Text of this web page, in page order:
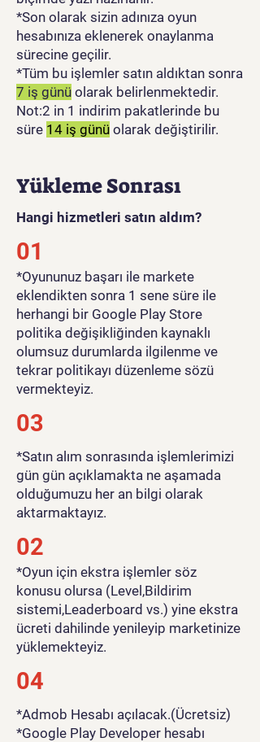
*Son olarak sizin adınıza oyun
hesabınıza eklenerek onaylanma
sürecine geçilir.
*Tüm bu işlemler satın aldıktan sonra
7 iş günü olarak belirlenmektedir.
Not:2 in 1 indirim pakatlerinde bu
süre 14 iş günü olarak değiştirilir.
Yükleme Sonrası
Hangi hizmetleri satın aldım?
01
​*Oyununuz başarı ile markete
eklendikten sonra 1 sene süre ile
herhangi bir Google Play Store
politika değişikliğinden kaynaklı
olumsuz durumlarda ilgilenme ve
tekrar politikayı düzenleme sözü
vermekteyiz.
03
*Satın alım sonrasında işlemlerimizi
gün gün açıklamakta ne aşamada
olduğumuzu her an bilgi olarak
aktarmaktayız.
02
*Oyun için ekstra işlemler söz
konusu olursa (Level,Bildirim
sistemi,Leaderboard vs.) yine ekstra
ücreti dahilinde yenileyip marketinize
yüklemekteyiz.
04
*Admob Hesabı açılacak.(Ücretsiz)
*Google Play Developer hesabı